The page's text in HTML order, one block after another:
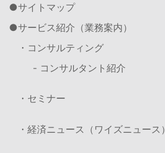
サイトマップ
サービス紹介（業務案内）
・コンサルティング
- コンサルタント紹介
・セミナー
・経済ニュース（ワイズニュース）